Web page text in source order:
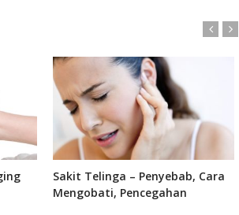
Sakit Telinga – Penyebab, Cara
Mengobati, Pencegahan